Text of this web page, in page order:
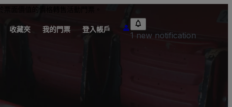
收藏夾 我的門票 登入帳戶
1 new notification